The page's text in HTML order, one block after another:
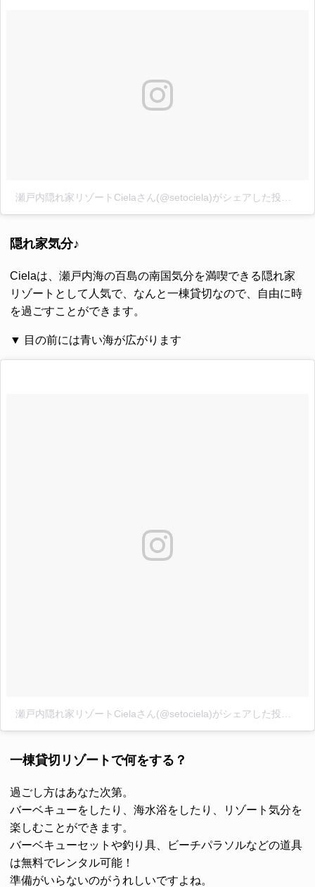
隠れ家気分♪
Cielaは、瀬戸内海の百島の南国気分を満喫できる隠れ家
リゾートとして人気で、なんと一棟貸切なので、自由に時
を過ごすことができます。
▼ 目の前には青い海が広がります
一棟貸切リゾートで何をする？
過ごし方はあなた次第。
バーベキューをしたり、海水浴をしたり、リゾート気分を
楽しむことができます。
バーベキューセットや釣り具、ビーチパラソルなどの道具
は無料でレンタル可能！
準備がいらないのがうれしいですよね。